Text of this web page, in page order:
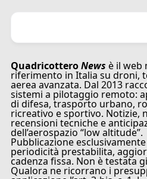
QuadricotteroNews è il web
riferimento in Italia su droni,
aerea avanzata. Dal 2013
sistemi a pilotaggio remoto:
di difesa, trasporto urbano,
ricreativo e sportivo. Notizie,
recensioni tecniche e
dell’aerospazio “low altitude”.
Pubblicazione
periodicità prestabilita,
cadenza fissa. Non è testata
Qualora ne ricorrano i